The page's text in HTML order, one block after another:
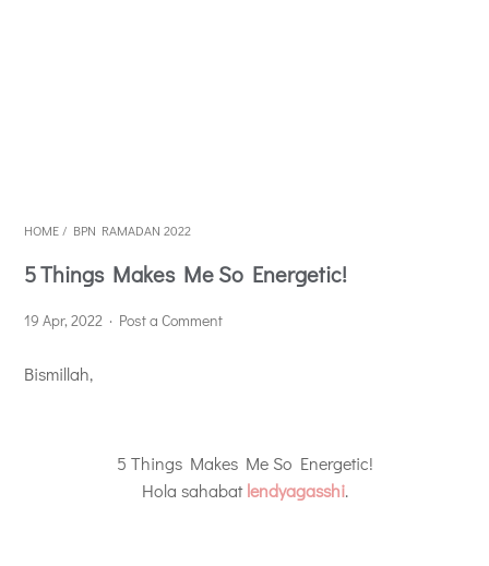
HOME / BPN RAMADAN 2022
5 Things Makes Me So Energetic!
19 Apr, 2022 Post a Comment
Bismillah,
5 Things Makes Me So Energetic!
Hola sahabatlendyagasshi.